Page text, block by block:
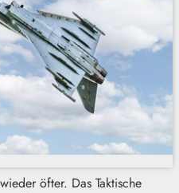
öfter. Das Taktische